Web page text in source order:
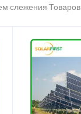
слежения Товаров